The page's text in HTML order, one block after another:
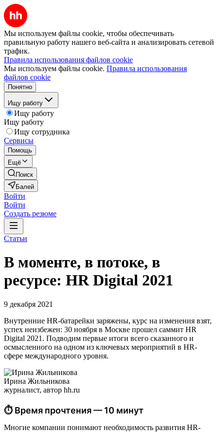
Мы используем файлы cookie, чтобы обеспечивать
правильную работу нашего веб-сайта и анализировать сетевой
трафик.
Правила использования файлов cookie
Мы используем файлы cookie. Правила использования
файлов cookie
Понятно
Ищу работу
Ищу работу
Ищу работу
Ищу сотрудника
Сервисы
Помощь
Ещё
Поиск
Балей
Войти
Войти
Создать резюме
Статьи
В моменте, в потоке, в
ресурсе: HR Digital 2021
9 декабря 2021
Внутренние HR-батарейки заряжены, курс на изменения взят,
успех неизбежен: 30 ноября в Москве прошел саммит HR
Digital 2021. Подводим первые итоги всего сказанного и
осмысленного на одном из ключевых мероприятий в HR-
сфере международного уровня.
Ирина Жильникова
журналист, автор hh.ru
⏱ Время прочтения — 10 минут
Многие компании понимают необходимость развития HR-